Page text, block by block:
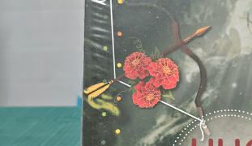
สินค้าใช้เฉพาะแต้มเท่านั้น
📚 หนังสือทั่วไป
🦄 วรรณกรรม นิยาย เรื่องสั้น
🎓 การศึกษา